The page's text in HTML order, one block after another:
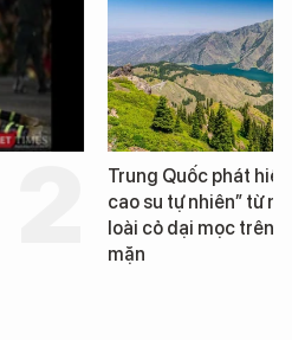
Trung Quốc phát hiện
cao su tự nhiên” từ
loài cỏ dại mọc trên
mặn